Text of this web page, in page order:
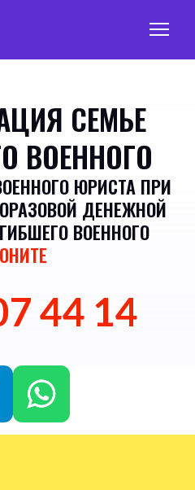
СЕМЬЕ
ВОЕННОГО
ЮРИСТА ПРИ
ДЕНЕЖНОЙ
ВОЕННОГО
44 14